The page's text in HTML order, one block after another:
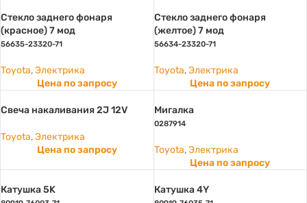
Стекло заднего фонаря
(красное) 7 мод
56635-23320-71
Toyota,Электрика
Цена по запросу
Стекло заднего фонаря
(желтое) 7 мод
56634-23320-71
Toyota, Электрика
Цена по запросу
Свеча накаливания 2J 12V
Toyota,Электрика
Цена по запросу
Мигалка
0287914
Toyota, Электрика
Цена по запросу
Катушка 5K Катушка 4Y